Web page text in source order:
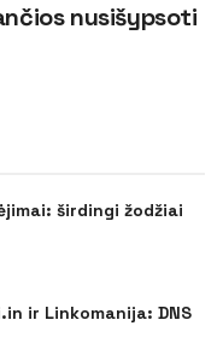
nusišypsoti
širdingi žodžiai
ir Linkomanija: DNS